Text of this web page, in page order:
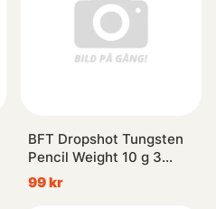
BFT Dropshot Tungsten
Pencil Weight 10 g 3
st/fp
99 kr